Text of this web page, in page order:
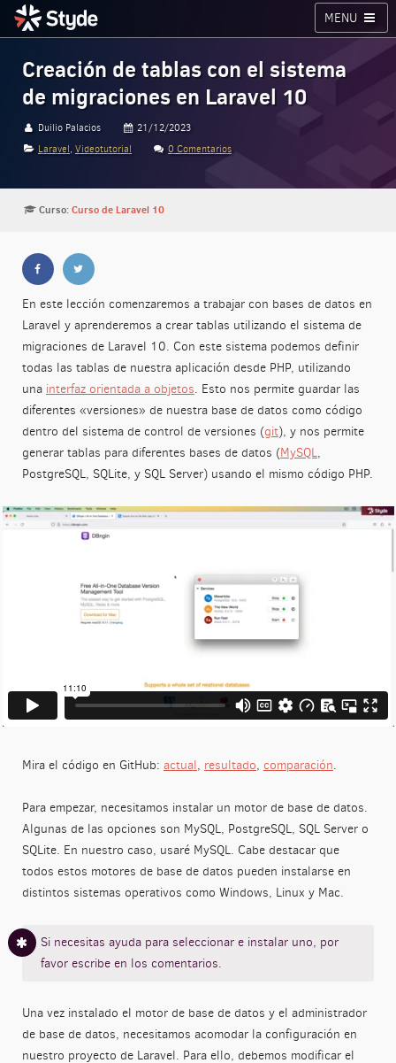
Styde.net
MENU
Creación de tablas con el sistema
de migraciones en Laravel 10
Duilio Palacios
21/12/2023
Laravel,Videotutorial 0 Comentarios
Curso:Curso de Laravel 10
En este lección comenzaremos a trabajar con bases de datos en
Laravel y aprenderemos a crear tablas utilizando el sistema de
migraciones de Laravel 10. Con este sistema podemos definir
todas las tablas de nuestra aplicación desde PHP, utilizando
una interfaz orientada a objetos. Esto nos permite guardar las
diferentes «versiones» de nuestra base de datos como código
dentro del sistema de control de versiones (git), y nos permite
generar tablas para diferentes bases de datos (MySQL,
PostgreSQL, SQLite, y SQL Server) usando el mismo código PHP.
Mira el código en GitHub: actual, resultado, comparación.
Para empezar, necesitamos instalar un motor de base de datos.
Algunas de las opciones son MySQL, PostgreSQL, SQL Server o
SQLite. En nuestro caso, usaré MySQL. Cabe destacar que
todos estos motores de base de datos pueden instalarse en
distintos sistemas operativos como Windows, Linux y Mac.
Si necesitas ayuda para seleccionar e instalar uno, por
favor escribe en los comentarios.
Una vez instalado el motor de base de datos y el administrador
de base de datos, necesitamos acomodar la configuración en
nuestro proyecto de Laravel. Para ello, debemos modificar el